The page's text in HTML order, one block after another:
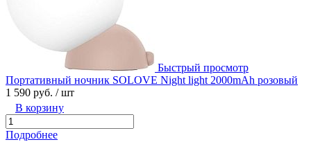
Быстрый просмотр
Портативный ночник SOLOVE Night light 2000mAh розовый
1 590 руб. / шт
В корзину
Подробнее